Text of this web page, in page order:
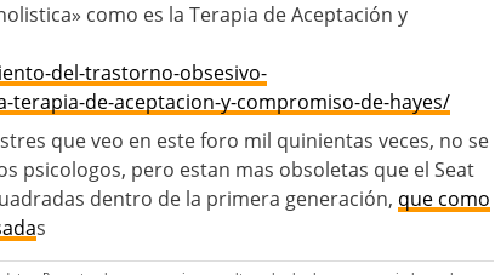
como es la Terapia de Aceptación y
del-trastorno-obsesivo-
de-aceptacion-y-compromiso-de-hayes/
que veo en este foro mil quinientas veces, no se
psicologos, pero estan mas obsoletas que el Seat
dentro de la primera generación, que como
s